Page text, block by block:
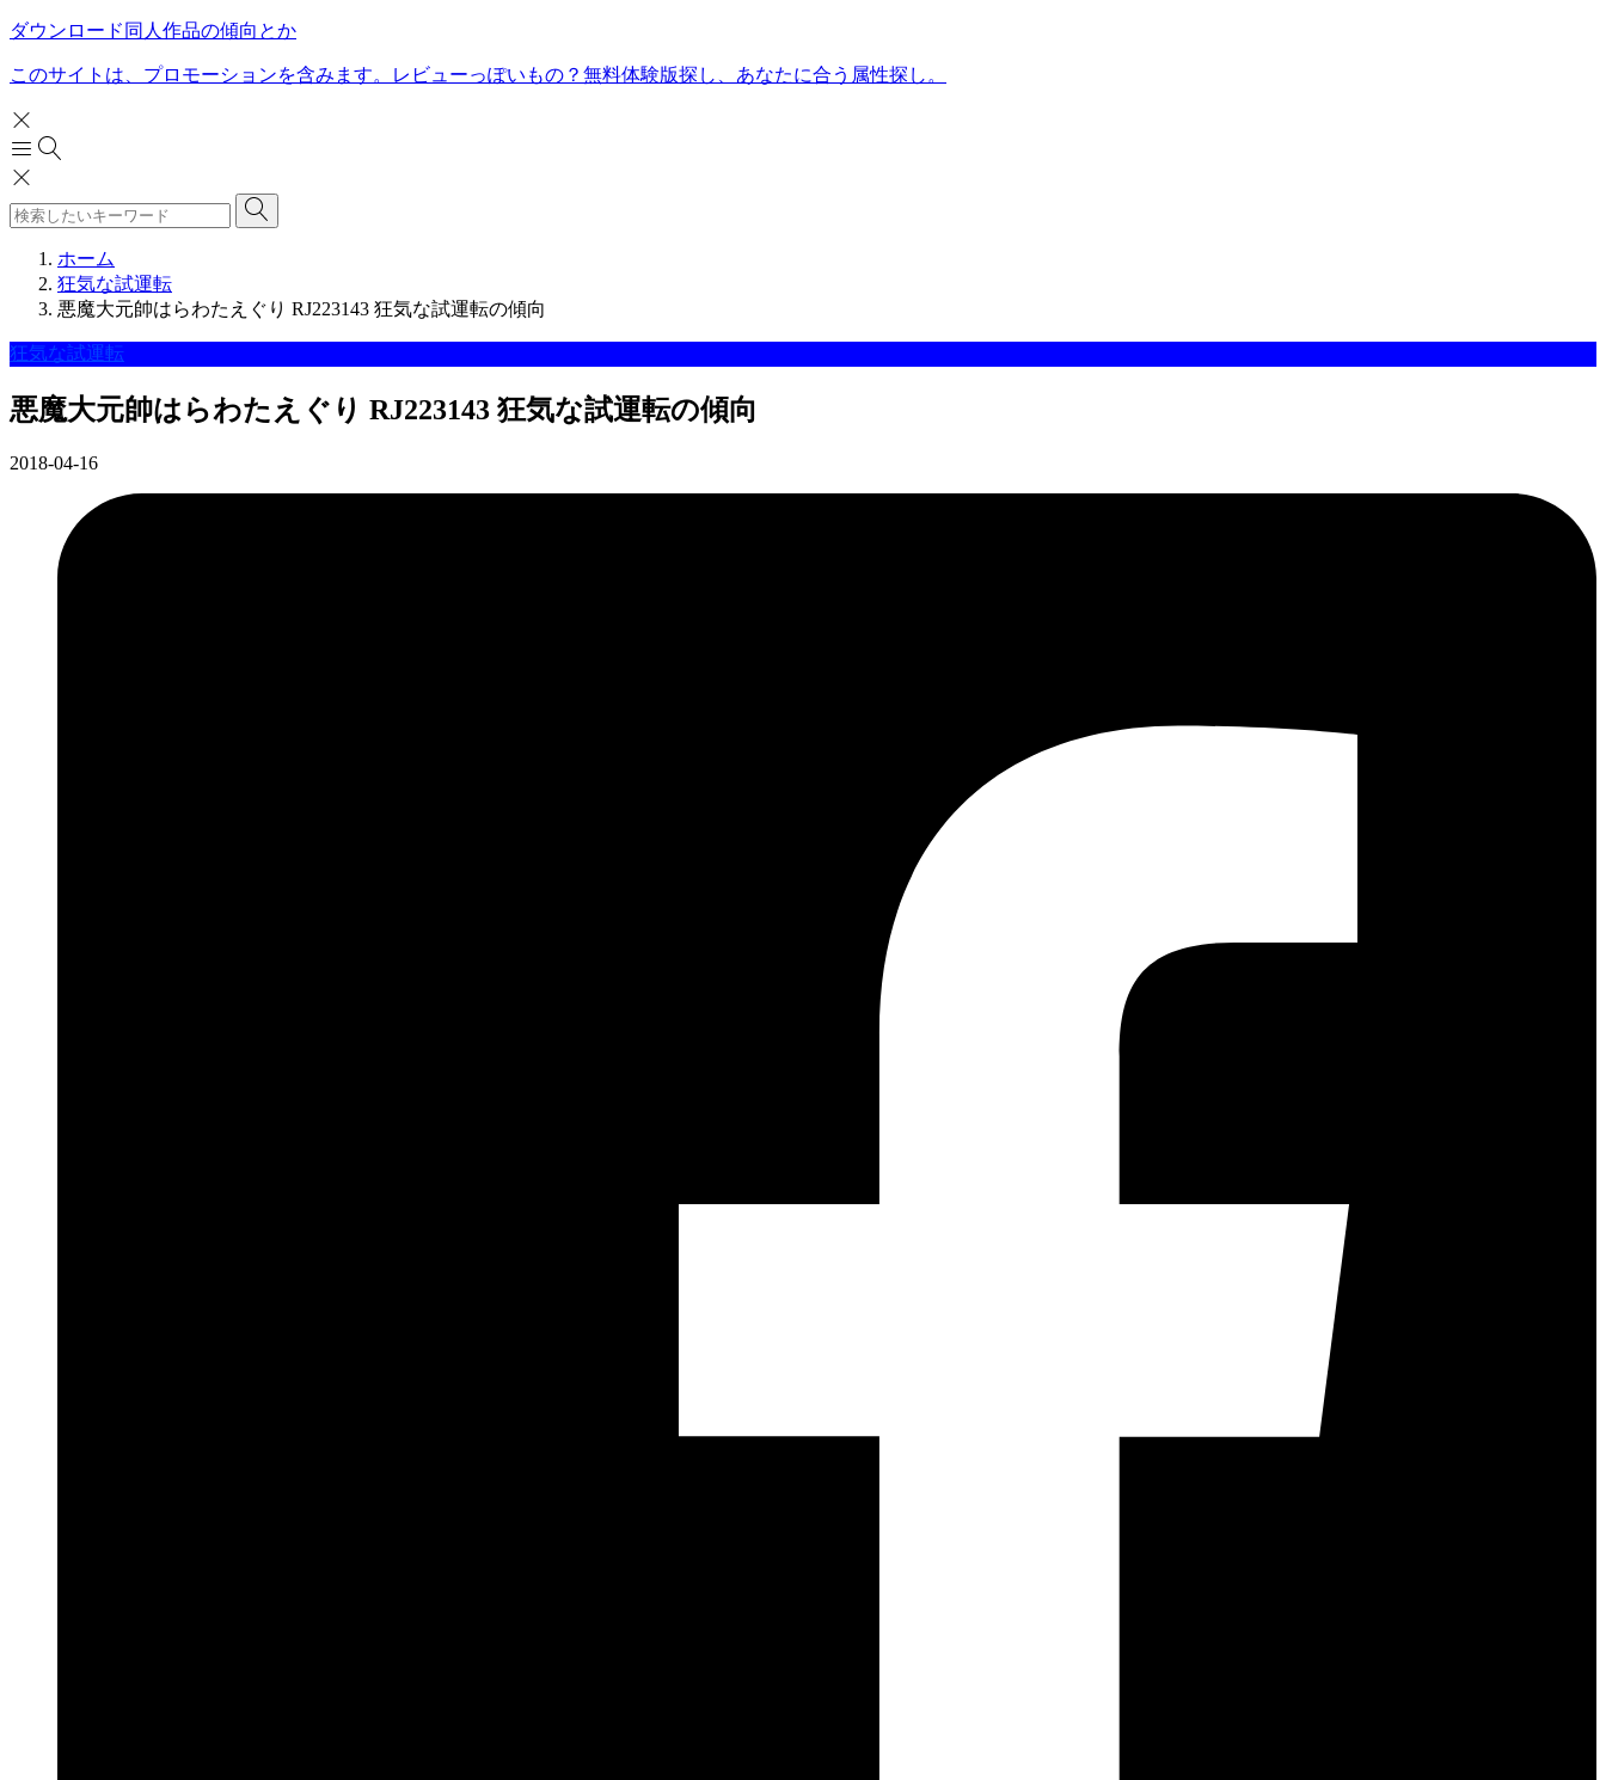
ダウンロード同人作品の傾向とか
このサイトは、プロモーションを含みます。レビューっぽいもの？無料体験版探し、あなたに合う属性探し。
ホーム
狂気な試運転
悪魔大元帥はらわたえぐり RJ223143 狂気な試運転の傾向
狂気な試運転
悪魔大元帥はらわたえぐり RJ223143 狂気な試運転の傾向
2018-04-16